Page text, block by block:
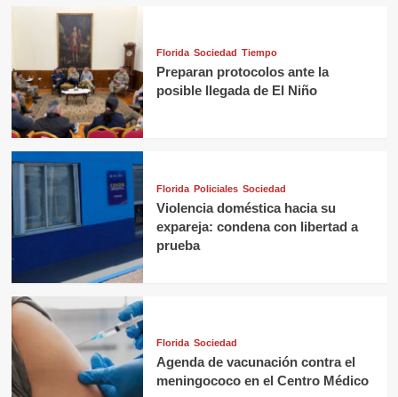
Florida Sociedad Tiempo
Preparan protocolos ante la
posible llegada de El Niño
Florida Policiales Sociedad
Violencia doméstica hacia su
expareja: condena con libertad a
prueba
Florida Sociedad
Agenda de vacunación contra el
meningococo en el Centro Médico